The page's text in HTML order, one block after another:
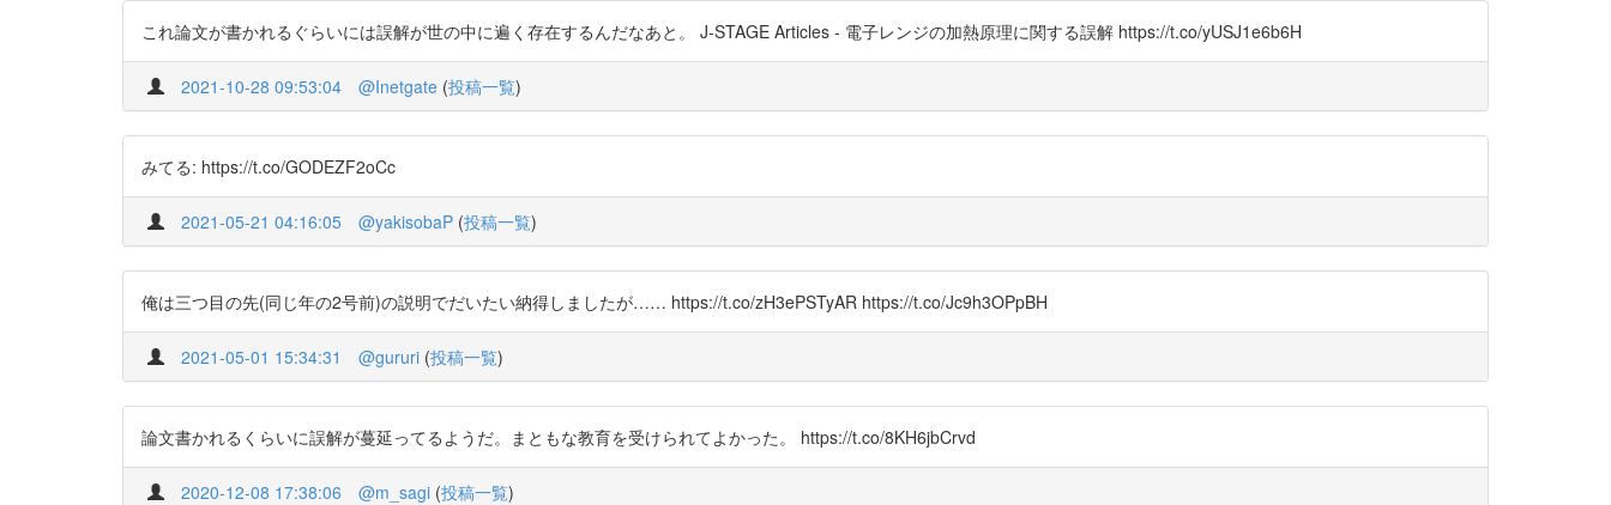
これ論文が書かれるぐらいには誤解が世の中に遍く存在するんだなあと。 J-STAGE Articles - 電子レンジの加熱原理に関する誤解 https://t.co/yUSJ1e6b6H
2021-10-28 09:53:04 @Inetgate (投稿一覧)
みてる: https://t.co/GODEZF2oCc
2021-05-21 04:16:05 @yakisobaP (投稿一覧)
俺は三つ目の先(同じ年の2号前)の説明でだいたい納得しましたが…… https://t.co/zH3ePSTyAR https://t.co/Jc9h3OPpBH
2021-05-01 15:34:31 @gururi (投稿一覧)
論文書かれるくらいに誤解が蔓延ってるようだ。まともな教育を受けられてよかった。 https://t.co/8KH6jbCrvd
2020-12-08 17:38:06 @m_sagi (投稿一覧)